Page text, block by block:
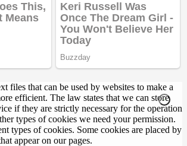
files that can be used by websites to make a
efficient. The law states that we can store
if they are strictly necessary for the operation
types of cookies we need your permission.
types of cookies. Some cookies are placed by
appear on our pages.